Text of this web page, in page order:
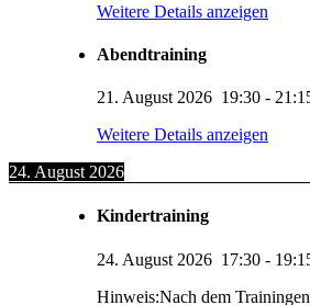
Weitere Details anzeigen
Abendtraining
21. August 2026 19:30 -
Weitere Details anzeigen
24. August 2026
Kindertraining
24. August 2026 17:30 -
Hinweis:Nach dem